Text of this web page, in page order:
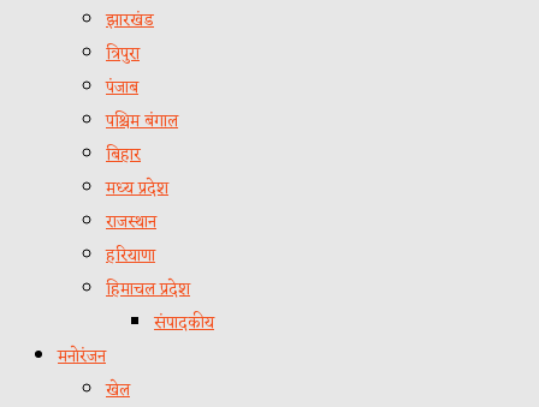
झारखंड
त्रिपुरा
पंजाब
पश्चिम बंगाल
बिहार
मध्य प्रदेश
राजस्थान
हरियाणा
हिमाचल प्रदेश
संपादकीय
मनोरंजन
खेल